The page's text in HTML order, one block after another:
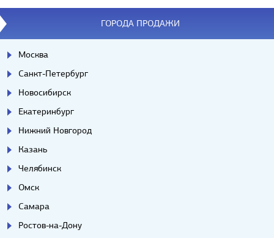
ГОРОДА ПРОДАЖИ
Москва
Санкт-Петербург
Новосибирск
Екатеринбург
Нижний Новгород
Казань
Челябинск
Омск
Самара
Ростов-на-Дону